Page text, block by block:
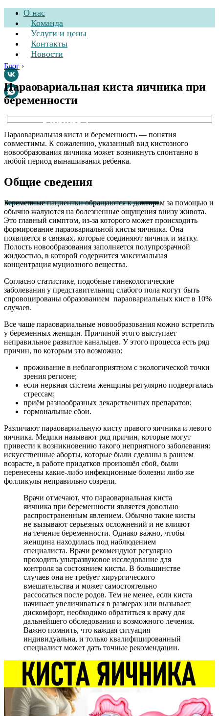
О нас
Команда
Услуги и цены
Контакты
Новости
Стоматологическая
клиника
Блог ›
Параовариальная киста яичника при
беременности
Параовариальная киста и беременность — понятия
совместимы. К сожалению, указанный вид кистозного
новообразования яичника может возникнуть спонтанно в
любой период вынашивания ребенка.
Общие сведения
Беременные пациентки обращаются к докторам за помощью и
обычно жалуются на болезненные ощущения внизу живота.
Это главный симптом, из-за которого может происходить
формирование параовариальной кисты яичника. Она
появляется в связках, которые соединяют яичник и матку.
Полость новообразования заполняется полупрозрачной
жидкостью, в которой содержится максимальная
концентрация муциозного вещества.
Согласно статистике, подобные гинекологические
заболевания у представительниц слабого пола могут быть
спровоцированы образованием параовариальных кист в 10%
случаев.
Все чаще параовариальные новообразования можно встретить
у беременных женщин. Причиной этого выступает
неправильное развитие канальцев. У этого процесса есть ряд
причин, по которым это возможно:
проживание в неблагоприятном с экологической точки
зрения регионе;
если нервная система женщины регулярно подвергалась
стрессам;
приём разнообразных лекарственных препаратов;
гормональные сбои.
Различают параовариальную кисту правого яичника и левого
яичника. Медики называют ряд причин, которые могут
привести к возникновению такого неприятного заболевания:
искусственные аборты, которые были сделаны в раннем
возрасте, в работе придатков произошёл сбой, были
перенесены какие-либо инфекционные болезни либо же
фолликулы неправильно созрели.
Врачи отмечают, что параовариальная киста
яичника при беременности является довольно
распространенным явлением. Обычно такие кисты
не вызывают серьезных осложнений и не влияют
на течение беременности. Однако важно, чтобы
женщина находилась под наблюдением
специалиста. Врачи рекомендуют регулярно
проходить ультразвуковое исследование для
контроля за состоянием кисты. В большинстве
случаев она не требует хирургического
вмешательства и может самостоятельно
рассосаться после родов. Тем не менее, если киста
начинает увеличиваться в размерах или вызывает
дискомфорт, необходимо обратиться к врачу для
дальнейшего обследования и возможного лечения.
Важно помнить, что каждая ситуация
индивидуальна, и только квалифицированный
специалист может дать точные рекомендации.